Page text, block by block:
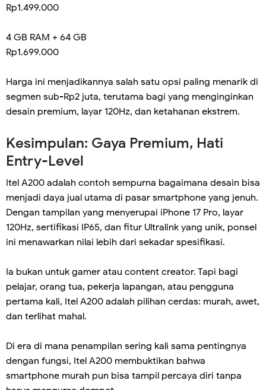
Rp1.499.000
4 GB RAM + 64 GB
Rp1.699.000
Harga ini menjadikannya salah satu opsi paling menarik di
segmen sub-Rp2 juta, terutama bagi yang menginginkan
desain premium, layar 120Hz, dan ketahanan ekstrem.
Kesimpulan: Gaya Premium, Hati
Entry-Level
Itel A200 adalah contoh sempurna bagaimana desain bisa
menjadi daya jual utama di pasar smartphone yang jenuh.
Dengan tampilan yang menyerupai iPhone 17 Pro, layar
120Hz, sertifikasi IP65, dan fitur Ultralink yang unik, ponsel
ini menawarkan nilai lebih dari sekadar spesifikasi.
Ia bukan untuk gamer atau content creator. Tapi bagi
pelajar, orang tua, pekerja lapangan, atau pengguna
pertama kali, Itel A200 adalah pilihan cerdas: murah, awet,
dan terlihat mahal.
Di era di mana penampilan sering kali sama pentingnya
dengan fungsi, Itel A200 membuktikan bahwa
smartphone murah pun bisa tampil percaya diri tanpa